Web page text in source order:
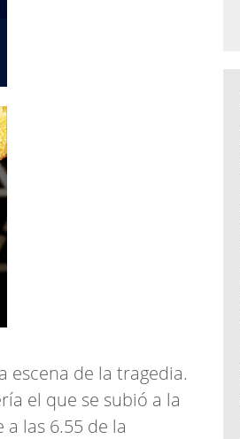
escena de la tragedia.
el que se subió a la
las 6.55 de la